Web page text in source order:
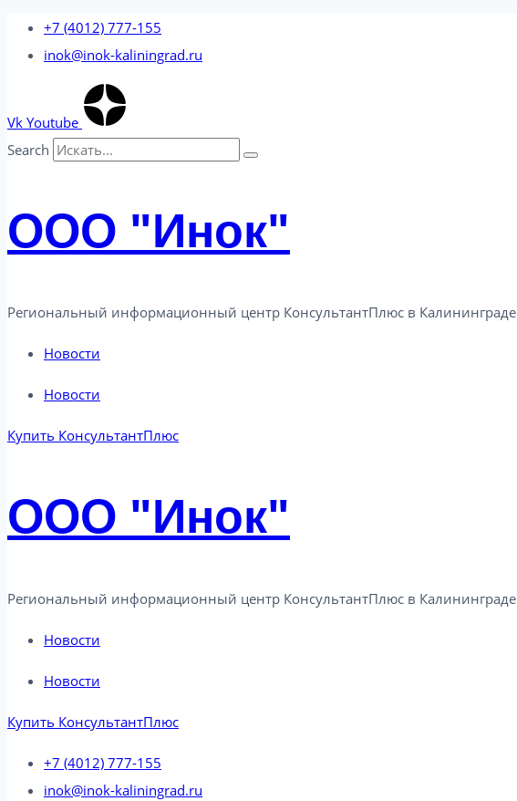
Перейти
содержимому
+7 (4012) 777-155
inok@inok-kaliningrad.ru
Vk Youtube
Search
ООО "Инок"
Региональный информационный центр КонсультантПлюс в Калининграде​
Новости
Новости
Купить КонсультантПлюс
ООО "Инок"
Региональный информационный центр КонсультантПлюс в Калининграде​
Новости
Новости
Купить КонсультантПлюс
+7 (4012) 777-155
inok@inok-kaliningrad.ru